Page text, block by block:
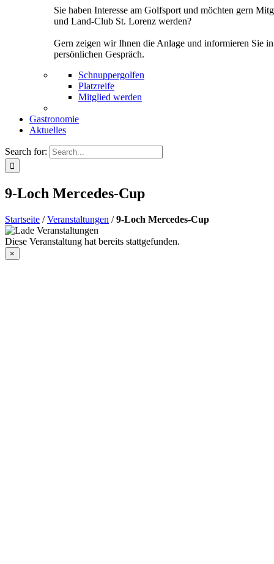
Sie haben Interesse am Golfsport und möchten gern
und Land-Club St. Lorenz werden?
Gern zeigen wir Ihnen die Anlage und informieren Sie
persönlichen Gespräch.
Schnuppergolfen
Platzreife
Mitglied werden
Gastronomie
Aktuelles
Search for:
9-Loch Mercedes-Cup
Startseite /Veranstaltungen /9-Loch Mercedes-Cup
Diese Veranstaltung hat bereits stattgefunden.
×